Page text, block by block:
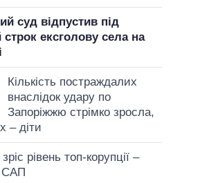
суд відпустив під
ексголову села на
Кількість постраждалих
внаслідок удару по
Запоріжжю стрімко зросла,
– діти
рівень топ-корупції –
САП